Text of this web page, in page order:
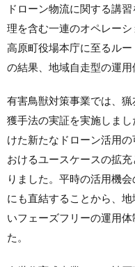
ドローン物流に関する講
理を含む一連のオペレー
高原町役場本庁に至るル
の結果、地域自走型の運用
有害鳥獣対策事業では、
獲手法の実証を実施しま
けた新たなドローン活用
おけるユースケースの拡
りました。平時の活用機
にも直結することから、
いフェーズフリーの運用
た。